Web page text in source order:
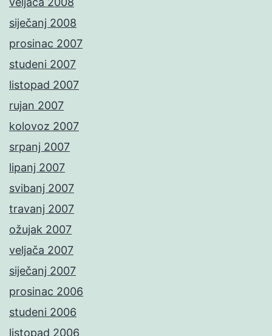
siječanj 2008
prosinac 2007
studeni 2007
listopad 2007
rujan 2007
kolovoz 2007
srpanj 2007
lipanj 2007
svibanj 2007
travanj 2007
ožujak 2007
veljača 2007
siječanj 2007
prosinac 2006
studeni 2006
listopad 2006